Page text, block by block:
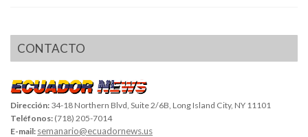
CONTACTO
Dirección: 34-18 Northern Blvd, Suite 2/6B, Long Island City, NY 11101
Teléfonos: (718) 205-7014
E-mail: semanario@ecuadornews.us